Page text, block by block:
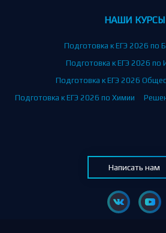
НАШИ КУРСЫ
Подготовка к ЕГЭ 2026 по
Подготовка к ЕГЭ 2026 по
Подготовка к ЕГЭ 2026
Подготовка к ЕГЭ 2026 по Химии
Написать нам